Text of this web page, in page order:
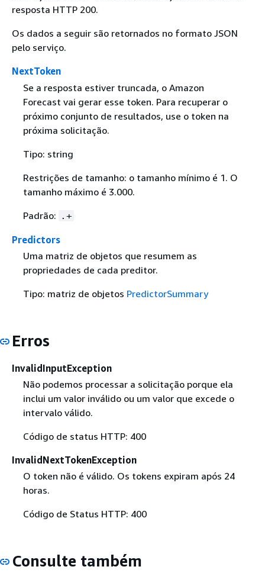
resposta HTTP 200.
Os dados a seguir são retornados no formato JSON
pelo serviço.
NextToken
Se a resposta estiver truncada, o Amazon
Forecast vai gerar esse token. Para recuperar o
próximo conjunto de resultados, use o token na
próxima solicitação.
Tipo: string
Restrições de tamanho: o tamanho mínimo é 1. O
tamanho máximo é 3.000.
Padrão: .+
Predictors
Uma matriz de objetos que resumem as
propriedades de cada preditor.
Tipo: matriz de objetos PredictorSummary
Erros
InvalidInputException
Não podemos processar a solicitação porque ela
inclui um valor inválido ou um valor que excede o
intervalo válido.
Código de status HTTP: 400
InvalidNextTokenException
O token não é válido. Os tokens expiram após 24
horas.
Código de Status HTTP: 400
Consulte também